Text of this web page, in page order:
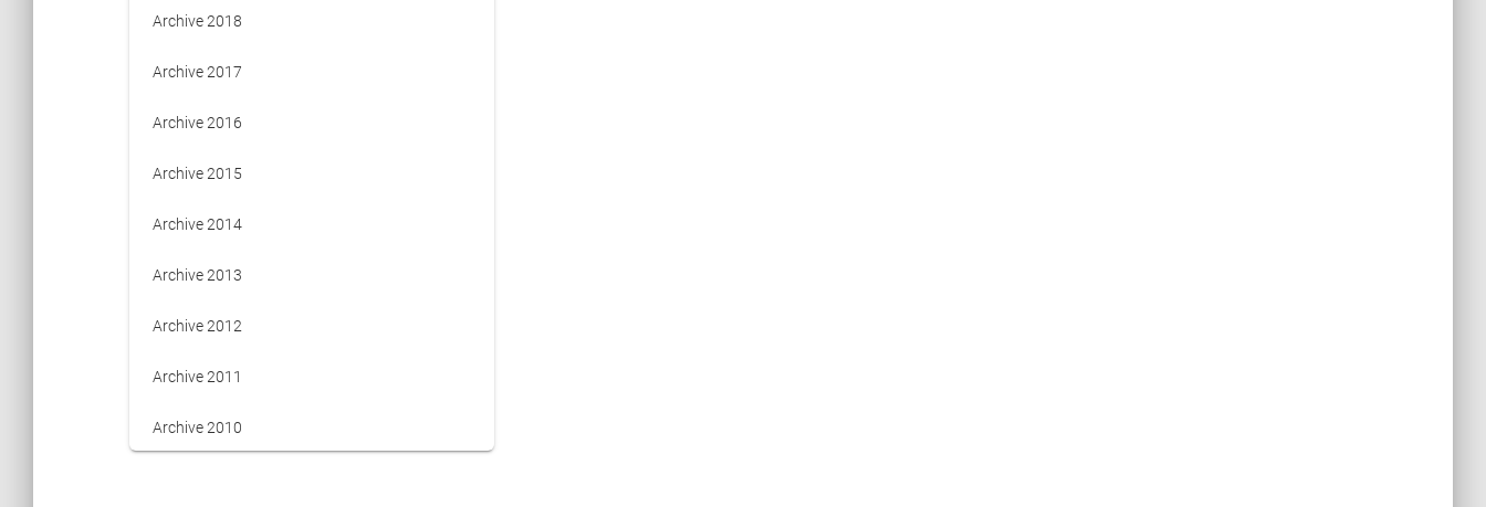
Archive 2018
Archive 2017
Archive 2016
Archive 2015
Archive 2014
Archive 2013
Archive 2012
Archive 2011
Archive 2010